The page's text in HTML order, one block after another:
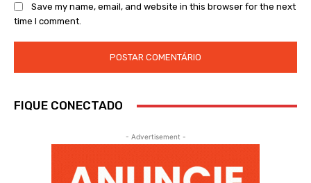
Save my name, email, and website in this browser for the next
time I comment.
FIQUE CONECTADO
- Advertisement -